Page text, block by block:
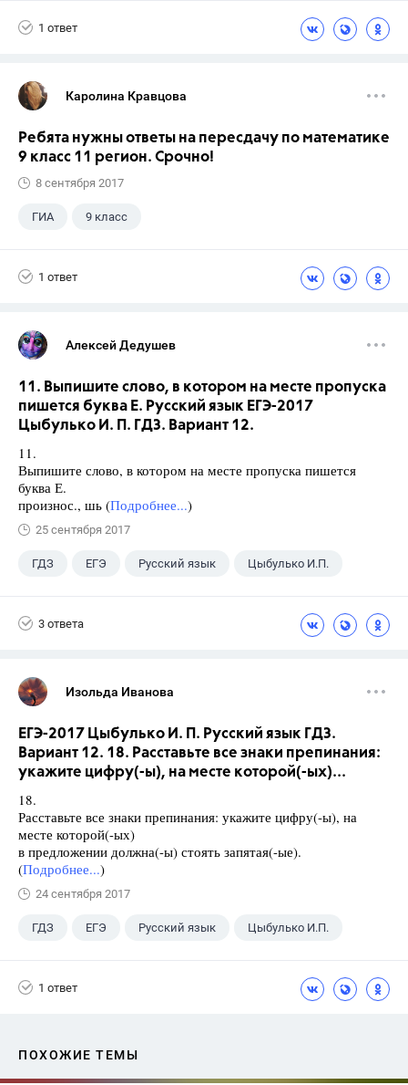
1 ответ
Каролина Кравцова
Ребята нужны ответы на пересдачу по математике
9 класс 11 регион. Срочно!
8 сентября 2017
ГИА 9 класс
1 ответ
Алексей Дедушев
11. Выпишите слово, в котором на месте пропуска
пишется буква Е. Русский язык ЕГЭ-2017
Цыбулько И. П. ГДЗ. Вариант 12.
11.
Выпишите слово, в котором на месте пропуска пишется
буква Е.
произнос., шь (Подробнее...)
25 сентября 2017
ГДЗ ЕГЭ Русский язык Цыбулько И.П.
3 ответа
Изольда Иванова
ЕГЭ-2017 Цыбулько И. П. Русский язык ГДЗ.
Вариант 12. 18. Расставьте все знаки препинания:
укажите цифру(-ы), на месте которой(-ых)...
18.
Расставьте все знаки препинания: укажите цифру(-ы), на
месте которой(-ых)
в предложении должна(-ы) стоять запятая(-ые).
(Подробнее...)
24 сентября 2017
ГДЗ ЕГЭ Русский язык Цыбулько И.П.
1 ответ
ПОХОЖИЕ ТЕМЫ